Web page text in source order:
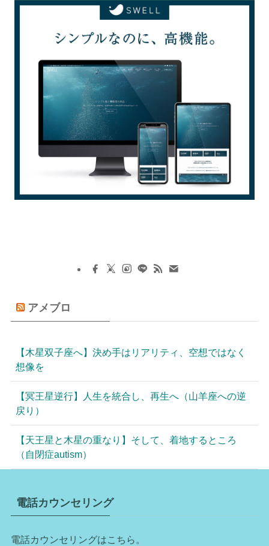
アメブロ
【木星双子座へ】決め手はリアリティ、空想ではなく
想像を
【冥王星逆行】人生を統合し、再生へ（山羊座への逆
戻り）
【天王星と木星の重なり】そして、着地するところ
（自閉症autism）
電話カウンセリング
電話カウンセリングはこちら。